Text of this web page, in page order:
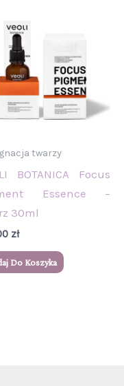
twarzy
BOTANICA Focus
Essence –
30ml
zł
Do Koszyka